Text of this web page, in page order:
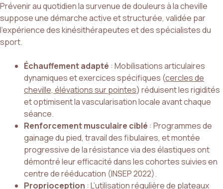
Prévenir au quotidien la survenue de douleurs à la cheville
suppose une démarche active et structurée, validée par
l’expérience des kinésithérapeutes et des spécialistes du
sport.
Échauffement adapté : Mobilisations articulaires
dynamiques et exercices spécifiques (cercles de
cheville, élévations sur pointes) réduisent les rigidités
et optimisent la vascularisation locale avant chaque
séance.
Renforcement musculaire ciblé : Programmes de
gainage du pied, travail des fibulaires, et montée
progressive de la résistance via des élastiques ont
démontré leur efficacité dans les cohortes suivies en
centre de rééducation (INSEP 2022).
Proprioception : L’utilisation régulière de plateaux